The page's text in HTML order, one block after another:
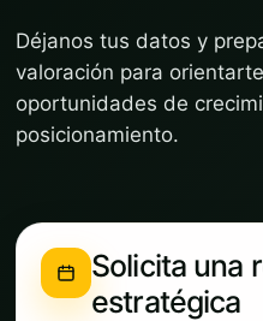
Déjanos tus datos y
valoración para
oportunidades de
posicionamiento.
Solicita una
estratégica